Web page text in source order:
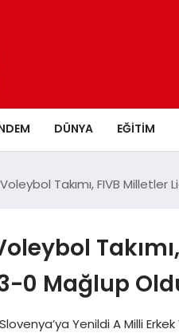
DÜNYA EĞITIM
Takımı, FIVB
0 Mağlup
Yenildi A Milli